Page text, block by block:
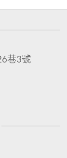
巷3號